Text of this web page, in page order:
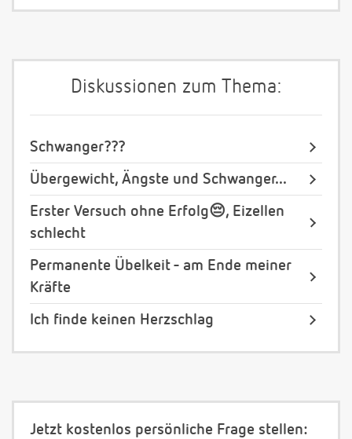
Diskussionen zum Thema:
Schwanger???
Übergewicht, Ängste und Schwanger...
Erster Versuch ohne Erfolg😔, Eizellen
schlecht
Permanente Übelkeit - am Ende meiner
Kräfte
Ich finde keinen Herzschlag
Jetzt kostenlos persönliche Frage stellen: